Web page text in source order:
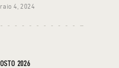
4, 2024
2026